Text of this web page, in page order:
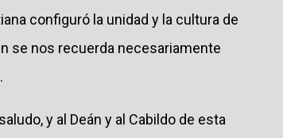
configuró la unidad y la cultura de
se nos recuerda necesariamente
y al Deán y al Cabildo de esta